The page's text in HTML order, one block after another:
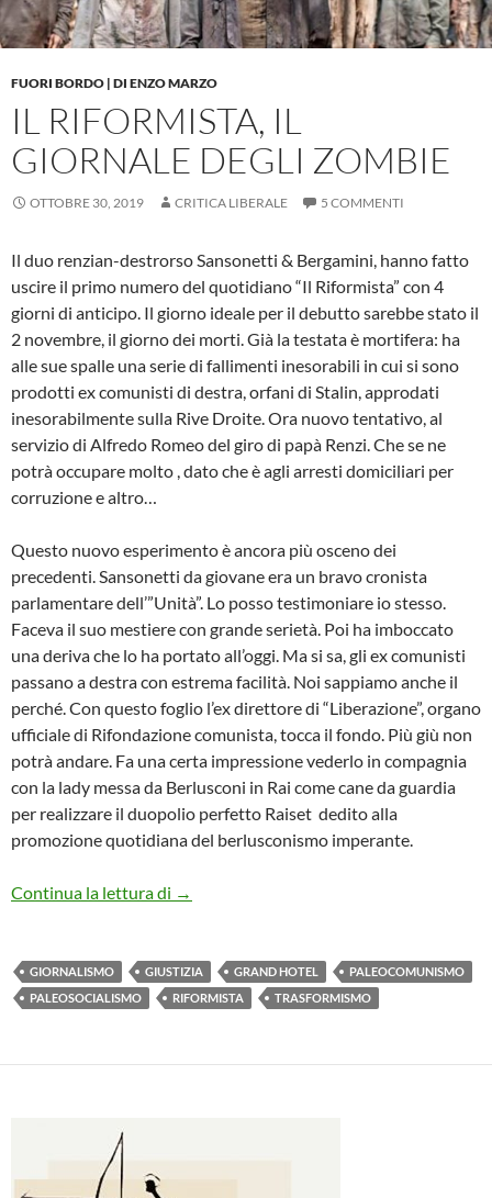
FUORI BORDO | DI ENZO MARZO
IL RIFORMISTA, IL
GIORNALE DEGLI ZOMBIE
OTTOBRE 30, 2019 CRITICA LIBERALE 5 COMMENTI
Il duo renzian-destrorso Sansonetti & Bergamini, hanno fatto
uscire il primo numero del quotidiano “Il Riformista” con 4
giorni di anticipo. Il giorno ideale per il debutto sarebbe stato il
2 novembre, il giorno dei morti. Già la testata è mortifera: ha
alle sue spalle una serie di fallimenti inesorabili in cui si sono
prodotti ex comunisti di destra, orfani di Stalin, approdati
inesorabilmente sulla Rive Droite. Ora nuovo tentativo, al
servizio di Alfredo Romeo del giro di papà Renzi. Che se ne
potrà occupare molto , dato che è agli arresti domiciliari per
corruzione e altro…
Questo nuovo esperimento è ancora più osceno dei
precedenti. Sansonetti da giovane era un bravo cronista
parlamentare dell’”Unità”. Lo posso testimoniare io stesso.
Faceva il suo mestiere con grande serietà. Poi ha imboccato
una deriva che lo ha portato all’oggi. Ma si sa, gli ex comunisti
passano a destra con estrema facilità. Noi sappiamo anche il
perché. Con questo foglio l’ex direttore di “Liberazione”, organo
ufficiale di Rifondazione comunista, tocca il fondo. Più giù non
potrà andare. Fa una certa impressione vederlo in compagnia
con la lady messa da Berlusconi in Rai come cane da guardia
per realizzare il duopolio perfetto Raiset dedito alla
promozione quotidiana del berlusconismo imperante.
Continua la lettura di IL RIFORMISTA, IL GIORNALE DEGLI
→
GIORNALISMO GIUSTIZIA GRAND HOTEL
PALEOCOMUNISMO
PALEOSOCIALISMO
RIFORMISTA TRASFORMISMO